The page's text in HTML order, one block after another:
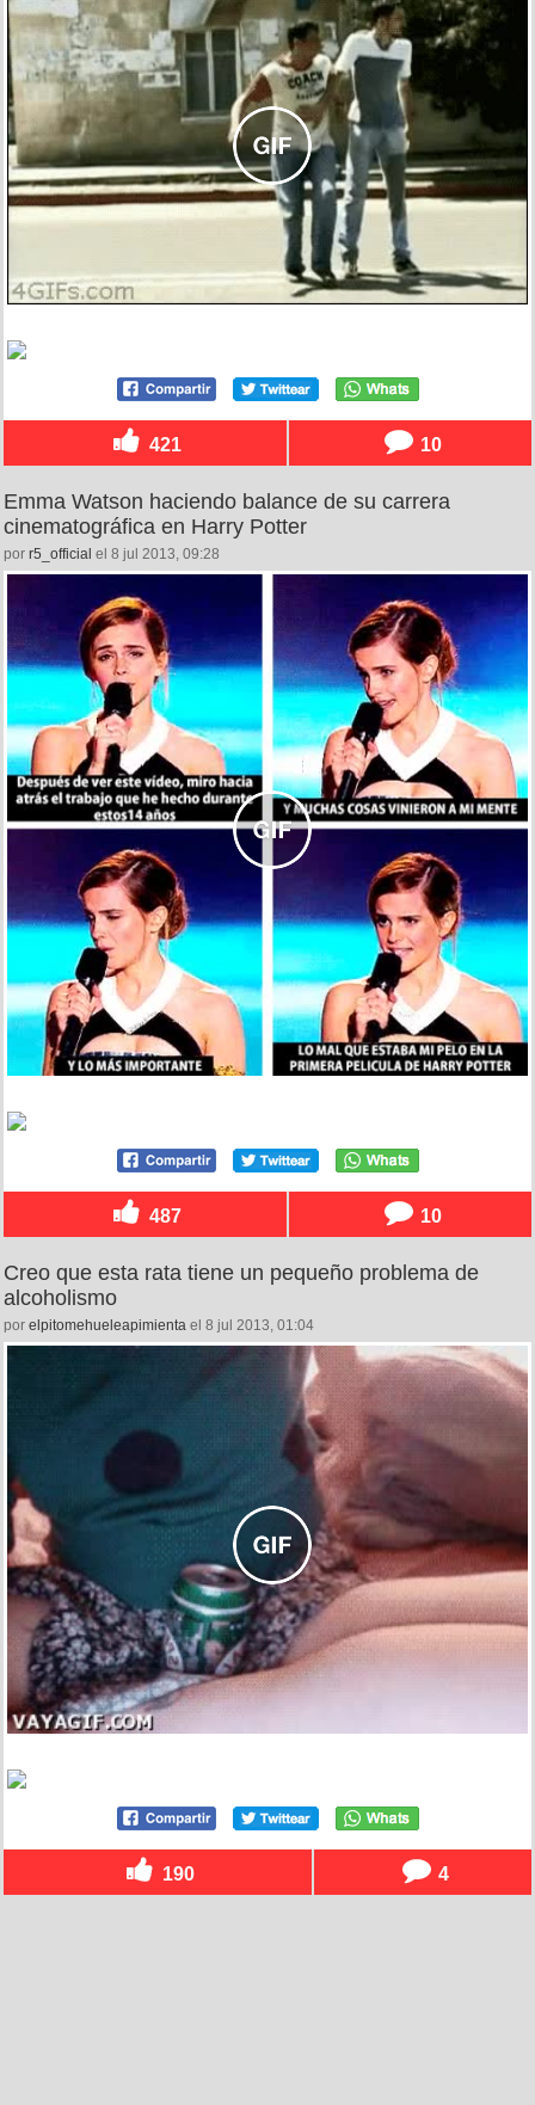
421 10
Emma Watson haciendo balance de su carrera
cinematográfica en Harry Potter
por r5_official el 8 jul 2013, 09:28
487 10
Creo que esta rata tiene un pequeño problema de
alcoholismo
por elpitomehueleapimienta el 8 jul 2013, 01:04
190 4